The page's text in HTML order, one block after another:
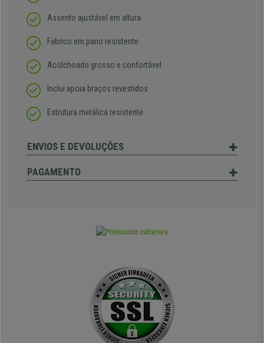
Assento ajustável em altura
Fabrico em pano resistente
Acolchoado grosso e confortável
Inclui apoia braços revestidos
Estrutura metálica resistente
ENVIOS E DEVOLUÇÕES
PAGAMENTO